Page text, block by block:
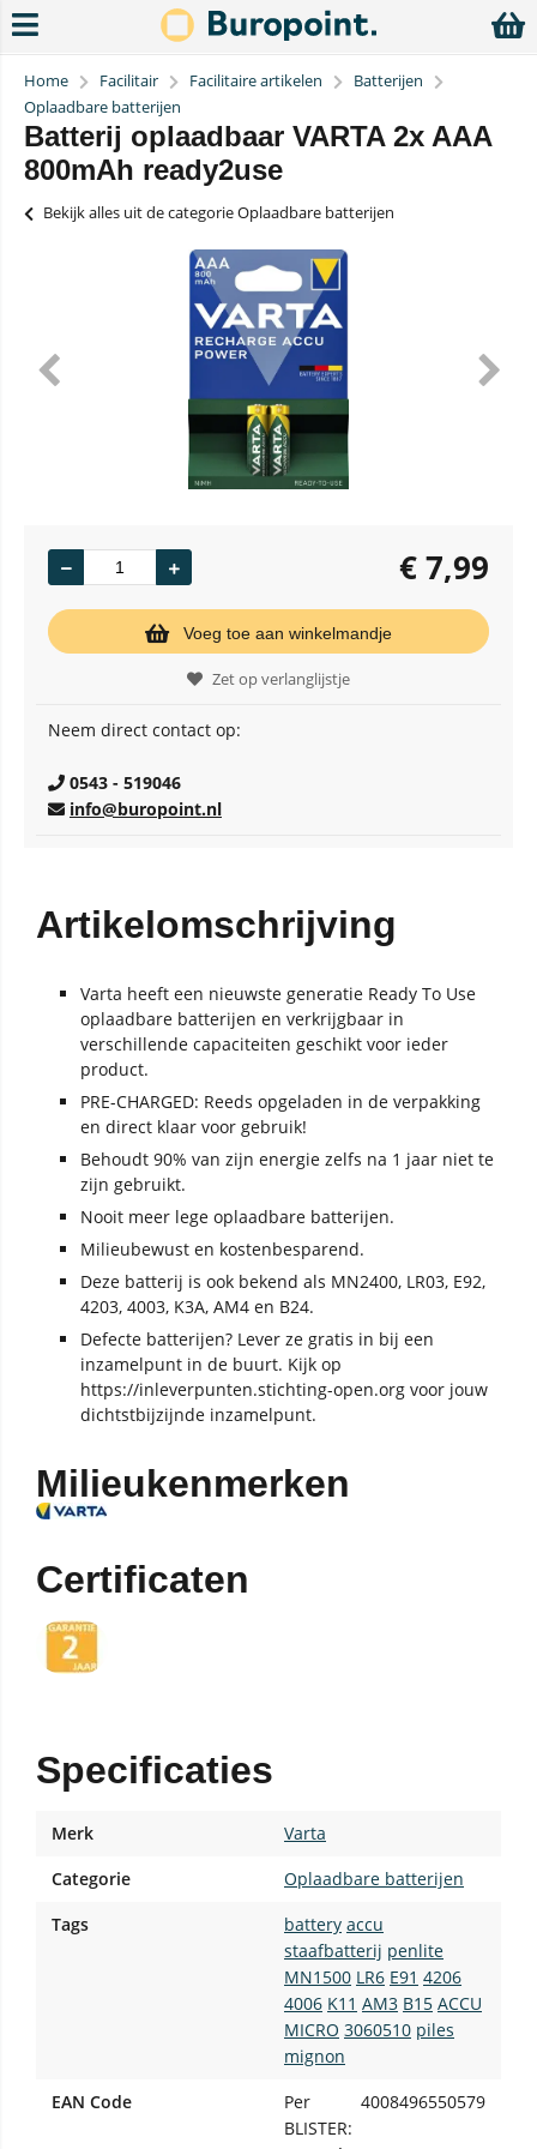
Home Facilitair Facilitaire artikelen
Batterijen
Oplaadbare batterijen
Batterij oplaadbaar VARTA 2x AAA
800mAh ready2use
Bekijk alles uit de categorie Oplaadbare batterijen
€7,99
Voeg toe aan winkelmandje
Zet op verlanglijstje
Neem direct contact op:
0543 - 519046
info@buropoint.nl
Artikelomschrijving
Varta heeft een nieuwste generatie Ready To Use
oplaadbare batterijen en verkrijgbaar in
verschillende capaciteiten geschikt voor ieder
product.
PRE-CHARGED: Reeds opgeladen in de verpakking
en direct klaar voor gebruik!
Behoudt 90% van zijn energie zelfs na 1 jaar niet te
zijn gebruikt.
Nooit meer lege oplaadbare batterijen.
Milieubewust en kostenbesparend.
Deze batterij is ook bekend als MN2400, LR03, E92,
4203, 4003, K3A, AM4 en B24.
Defecte batterijen? Lever ze gratis in bij een
inzamelpunt in de buurt. Kijk op
https://inleverpunten.stichting-open.org voor jouw
dichtstbijzijnde inzamelpunt.
Milieukenmerken
Certificaten
Specificaties
Merk
Varta
Categorie
Oplaadbare batterijen
Tags
battery accu
staafbatterij penlite
MN1500 LR6 E91 4206
4006 K11 AM3 B15 ACCU
MICRO 3060510 piles
mignon
EAN Code
Per
BLISTER:
4008496550579